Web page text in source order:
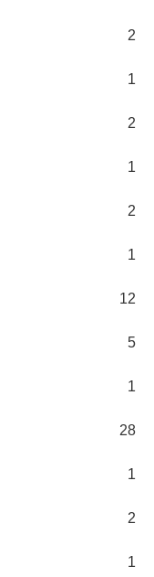
2
1
2
1
2
1
12
5
1
28
1
2
1